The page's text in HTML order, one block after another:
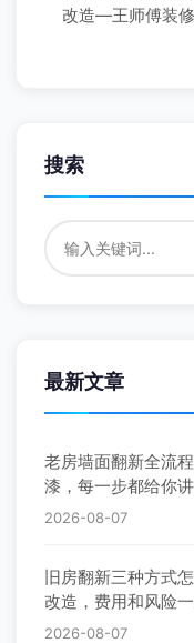
改造—王师傅装修
搜索
最新文章
老房墙面翻新全流
漆，每一步都给你
2026-08-07
旧房翻新三种方式
改造，费用和风险
2026-08-07